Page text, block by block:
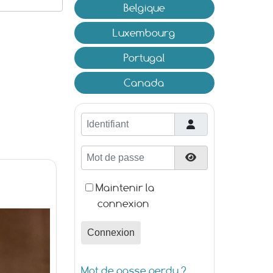
Belgique
Luxembourg
Portugal
Canada
Identifiant
Mot de passe
Maintenir la
connexion
Connexion
Mot de passe perdu ?